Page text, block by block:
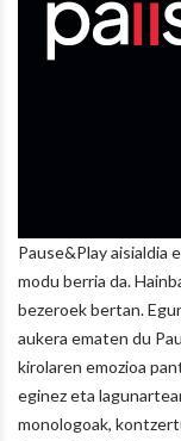
Pause&Play aisialdia
modu berria da.
bezeroek bertan.
aukera ematen du
kirolaren emozioa
eginez eta
monologoak,